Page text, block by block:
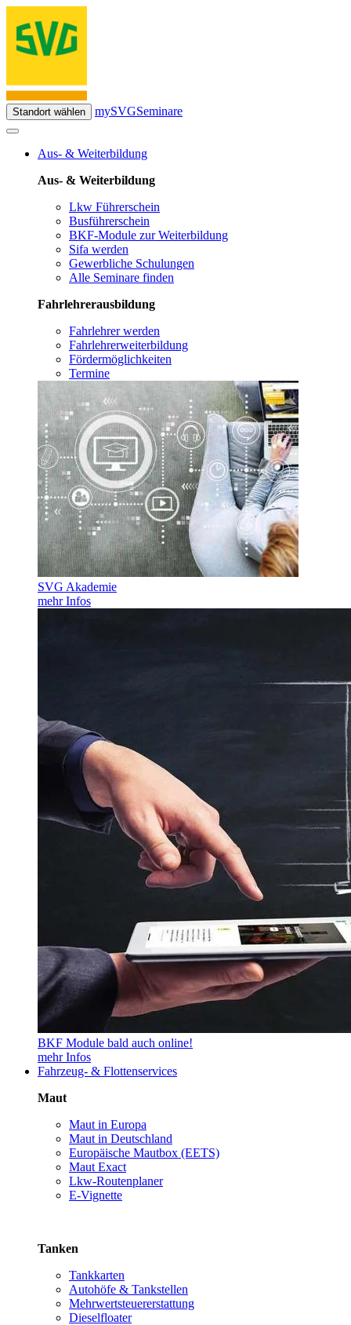
Standort wählen mySVGSeminare
Aus- & Weiterbildung
Aus- & Weiterbildung
Lkw Führerschein
Busführerschein
BKF-Module zur Weiterbildung
Sifa werden
Gewerbliche Schulungen
Alle Seminare finden
Fahrlehrerausbildung
Fahrlehrer werden
Fahrlehrerweiterbildung
Fördermöglichkeiten
Termine
SVG Akademie
mehr Infos
BKF Module bald auch online!
mehr Infos
Fahrzeug- & Flottenservices
Maut
Maut in Europa
Maut in Deutschland
Europäische Mautbox (EETS)
Maut Exact
Lkw-Routenplaner
E-Vignette
Tanken
Tankkarten
Autohöfe & Tankstellen
Mehrwertsteuererstattung
Dieselfloater